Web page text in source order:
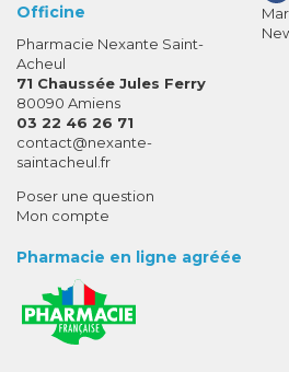
Officine
Pharmacie Nexante Saint-
Acheul
71 Chaussée Jules Ferry
80090 Amiens
03 22 46 26 71
contact-
@-
nexante-
saintacheul.fr
Poser une question
Mon compte
Pharmacie en ligne agréée